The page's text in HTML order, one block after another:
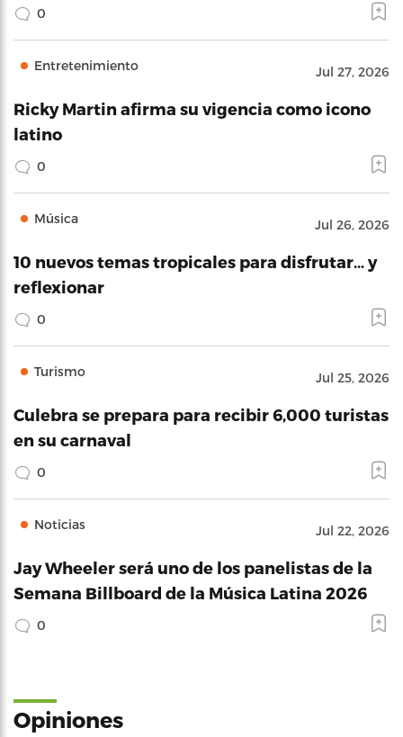
0
Entretenimiento Jul 27, 2026
Ricky Martin afirma su vigencia como icono
latino
0
Música Jul 26, 2026
10 nuevos temas tropicales para disfrutar… y
reflexionar
0
Turismo Jul 25, 2026
Culebra se prepara para recibir 6,000 turistas
en su carnaval
0
Noticias Jul 22, 2026
Jay Wheeler será uno de los panelistas de la
Semana Billboard de la Música Latina 2026
0
Opiniones